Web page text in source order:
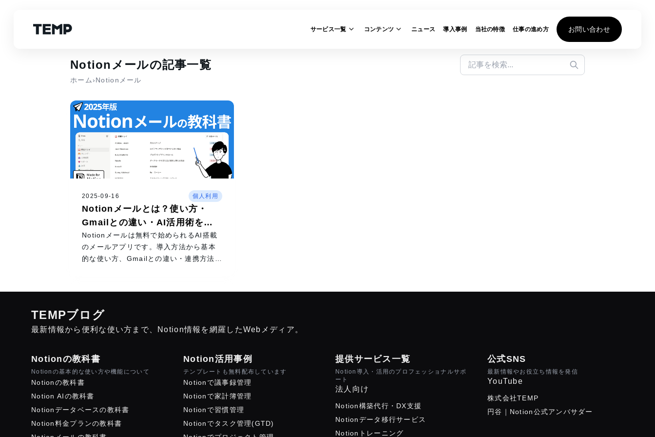
サービス一覧 コンテンツ ニュース 導入事例 当社の特徴 仕事の進め方 お問い合わせ
Notionメールの記事一覧
ホーム ›Notionメール
2025-09-16 個人利用
Notionメールとは？使い方・
Gmailとの違い・AI活用術を徹
底解説
Notionメールは無料で始められるAI搭載
のメールアプリです。導入方法から基本
的な使い方、Gmailとの違い・連携方法、
を交えて分かりやすく解説します。
TEMPブログ
最新情報から便利な使い方まで、Notion情報を網羅したWebメディア。
Notionの教科書
Notionの基本的な使い方や機能について
Notionの教科書
Notion AIの教科書
Notionデータベースの教科書
Notion料金プランの教科書
Notion活用事例
テンプレートも無料配布しています
Notionで議事録管理
Notionで家計簿管理
Notionで習慣管理
Notionでタスク管理(GTD)
提供サービス一覧
Notion導入・活用のプロフェッショナルサポ
ート
法人向け
Notion構築代行・DX支援
Notionデータ移行サービス
Notionトレーニング
公式SNS
最新情報やお役立ち情報を発信
YouTube
株式会社TEMP
円谷｜Notion公式アンバサダー